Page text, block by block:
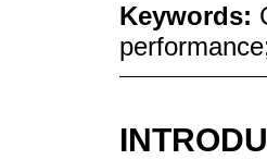
Keywords: